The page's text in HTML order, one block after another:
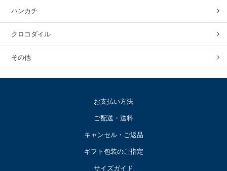
ハンカチ
クロコダイル
その他
お支払い方法
ご配送・送料
キャンセル・ご返品
ギフト包装のご指定
サイズガイド